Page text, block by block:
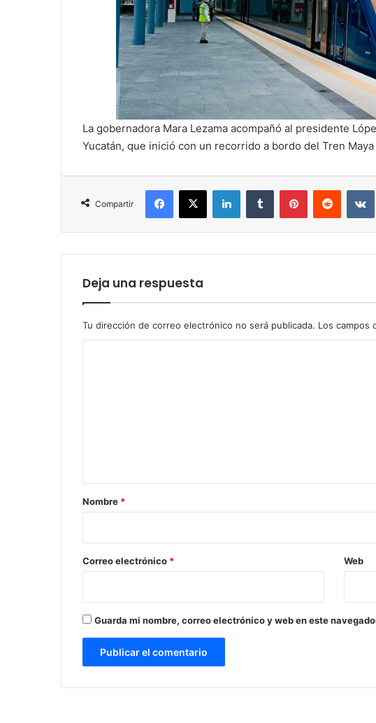
La gobernadora Mara Lezama acompañó al presidente
Yucatán, que inició con un recorrido a bordo del Tren
Compartir
Facebook
X LinkedInTumblr PinterestReddit
Deja una respuesta
Tu dirección de correo electrónico no será publicada. Los campos
r
*
Nombre *
Correo electrónico * Web
Guarda mi nombre, correo electrónico y web en este